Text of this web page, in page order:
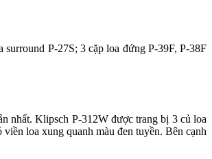
P-27S; 3 cặp loa đứng P-39F, P-38F
nhất. Klipsch P-312W được trang bị 3 củ loa
loa xung quanh màu đen tuyền. Bên cạnh